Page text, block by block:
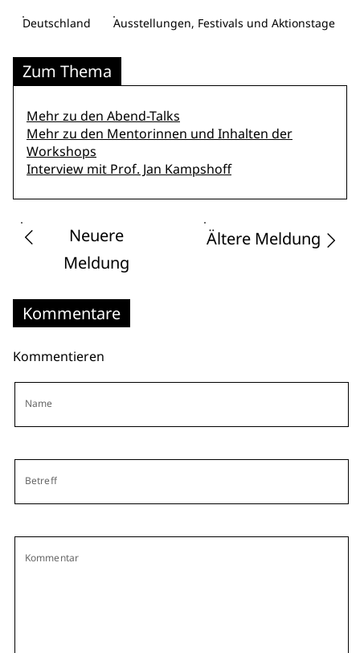
Deutschland Ausstellungen, Festivals und Aktionstage
Zum Thema
Mehr zu den Abend-Talks
Mehr zu den Mentorinnen und Inhalten der
Workshops
Interview mit Prof. Jan Kampshoff
Neuere
Meldung
Ältere Meldung
Kommentare
Kommentieren
Name
Betreff
Kommentar